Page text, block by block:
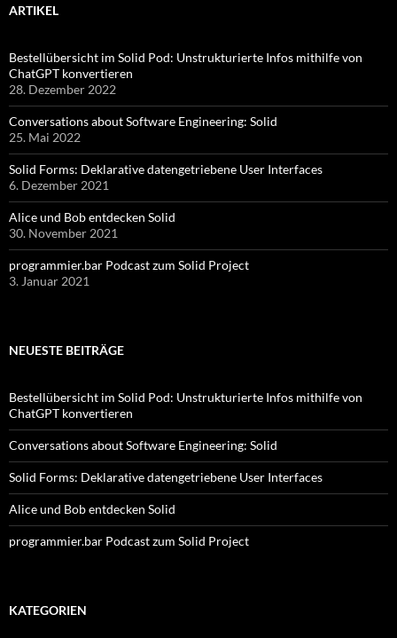
ARTIKEL
Bestellübersicht im Solid Pod: Unstrukturierte Infos mithilfe von
ChatGPT konvertieren
28. Dezember 2022
Conversations about Software Engineering: Solid
25. Mai 2022
Solid Forms: Deklarative datengetriebene User Interfaces
6. Dezember 2021
Alice und Bob entdecken Solid
30. November 2021
programmier.bar Podcast zum Solid Project
3. Januar 2021
NEUESTE BEITRÄGE
Bestellübersicht im Solid Pod: Unstrukturierte Infos mithilfe von
ChatGPT konvertieren
Conversations about Software Engineering: Solid
Solid Forms: Deklarative datengetriebene User Interfaces
Alice und Bob entdecken Solid
programmier.bar Podcast zum Solid Project
KATEGORIEN